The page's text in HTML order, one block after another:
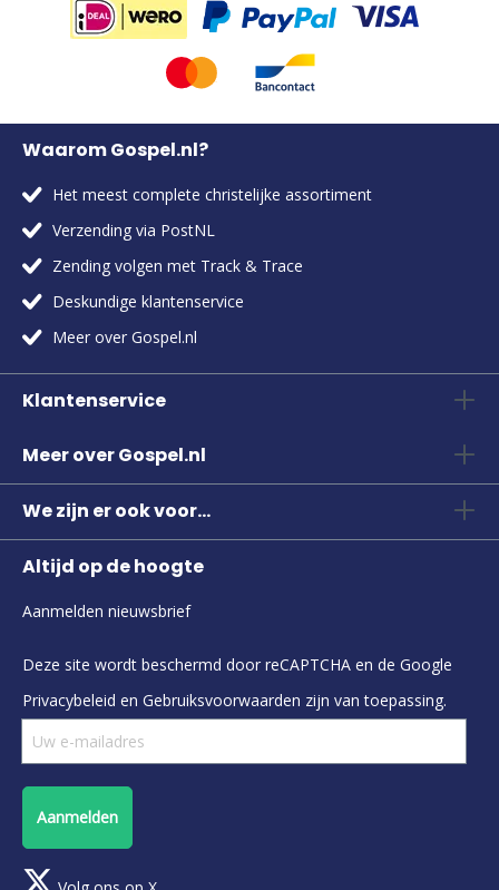
Waarom Gospel.nl?
Het meest complete christelijke assortiment
Verzending via PostNL
Zending volgen met Track & Trace
Deskundige klantenservice
Meer over Gospel.nl
Klantenservice
Meer over Gospel.nl
We zijn er ook voor...
Altijd op de hoogte
Aanmelden nieuwsbrief
Deze site wordt beschermd door reCAPTCHA en de Google
Privacybeleid en Gebruiksvoorwaarden zijn van toepassing.
Aanmelden